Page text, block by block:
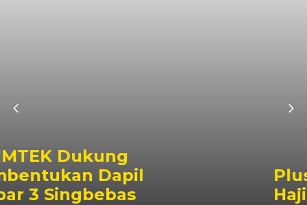
Plus Minus Pelaksanaan
Haji 2026, Apa Saja?